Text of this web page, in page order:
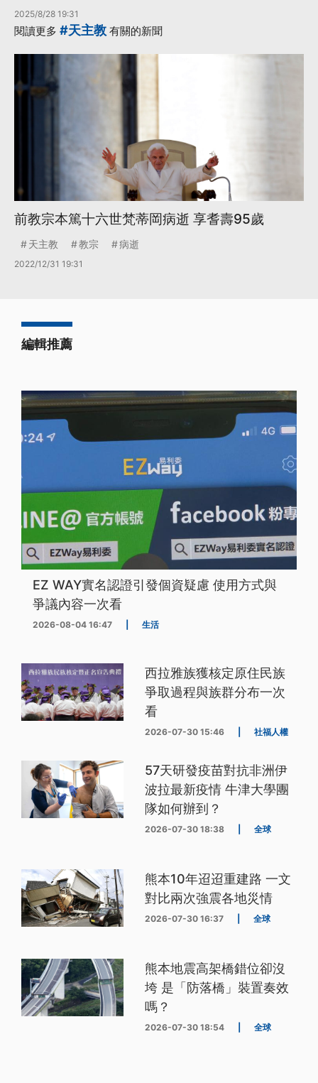
2025/8/28 19:31
閱讀更多 #天主教 有關的新聞
前教宗本篤十六世梵蒂岡病逝 享耆壽95歲
天主教 教宗 病逝
2022/12/31 19:31
編輯推薦
EZ WAY實名認證引發個資疑慮 使用方式與
爭議內容一次看
2026-08-04 16:47 生活
西拉雅族獲核定原住民族
爭取過程與族群分布一次
看
2026-07-30 15:46 社福人權
57天研發疫苗對抗非洲伊
波拉最新疫情 牛津大學團
隊如何辦到？
2026-07-30 18:38 全球
熊本10年迢迢重建路 一文
對比兩次強震各地災情
2026-07-30 16:37 全球
熊本地震高架橋錯位卻沒
垮 是「防落橋」裝置奏效
嗎？
2026-07-30 18:54 全球